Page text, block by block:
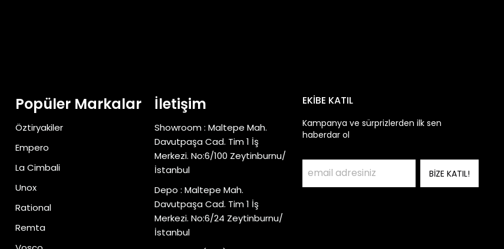
Popüler Markalar
Öztiryakiler
Empero
La Cimbali
Unox
Rational
Remta
İletişim
Showroom : Maltepe Mah.
Davutpaşa Cad. Tim 1 İş
Merkezi. No:6/100 Zeytinburnu/
İstanbul
Depo : Maltepe Mah.
Davutpaşa Cad. Tim 1 İş
Merkezi. No:6/24 Zeytinburnu/
İstanbul
EKİBE KATIL
Kampanya ve sürprizlerden ilk sen
haberdar ol
BİZE KATIL!